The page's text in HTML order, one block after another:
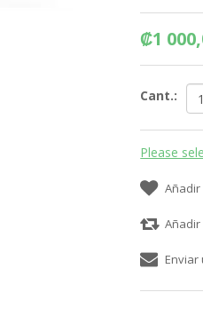
₡1
Cant.:
Please
Añadir
Enviar